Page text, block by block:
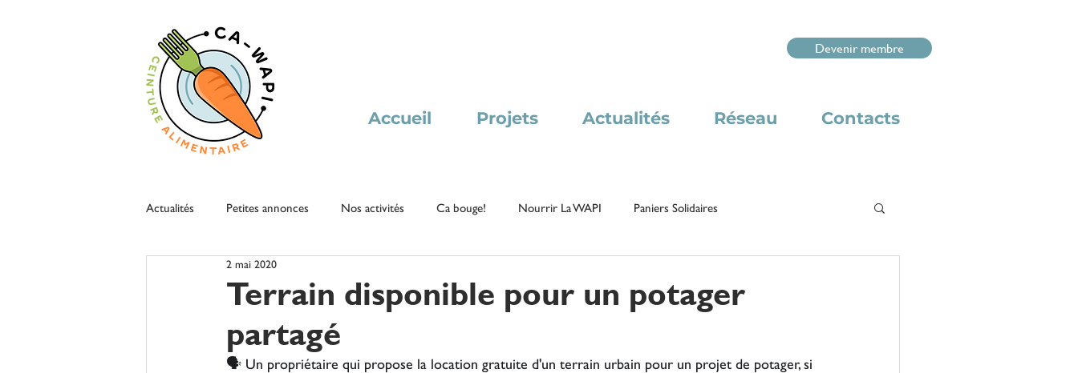
Devenir membre
Accueil Projets Actualités Réseau Contacts
Actualités Petites annonces Nos activités Ca bouge! Nourrir La WAPI Paniers Solidaires
Terrain disponible pour un potager
partagé
2 mai 2020
🗣 Un propriétaire qui propose la location gratuite d'un terrain urbain pour un projet de potager, si